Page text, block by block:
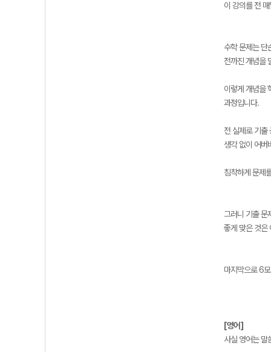
이 강의를 전
수학 문제는 단
전까진 개념을
이렇게 개념을
과정입니다.
전 실제로 기출
생각 없이 어버
침착하게 문제
그러니 기출 문
좋게 맞은 것은
마지막으로 6
[영어]
사실 영어는 말